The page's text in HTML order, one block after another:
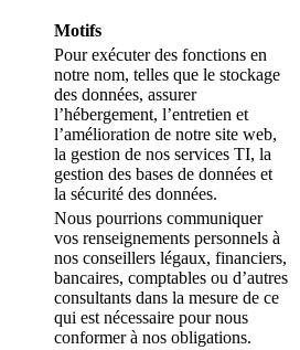
Motifs
Pour exécuter des fonctions en
notre nom, telles que le stockage
des données, assurer
l’hébergement, l’entretien et
l’amélioration de notre site web,
la gestion de nos services TI, la
gestion des bases de données et
la sécurité des données.
Nous pourrions communiquer
vos renseignements personnels à
nos conseillers légaux, financiers,
bancaires, comptables ou d’autres
consultants dans la mesure de ce
qui est nécessaire pour nous
conformer à nos obligations.